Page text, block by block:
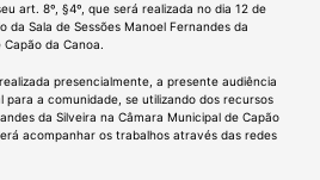
art. 8º, §4º, que será realizada no dia 12 de
da Sala de Sessões Manoel Fernandes da
da Canoa.
presencialmente, a presente audiência
a comunidade, se utilizando dos recursos
da Silveira na Câmara Municipal de Capão
acompanhar os trabalhos através das redes